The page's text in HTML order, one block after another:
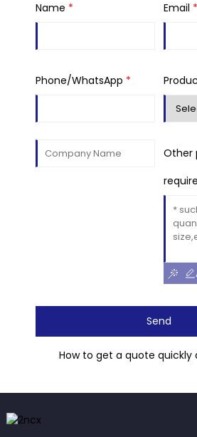
Name * Email *
Phone/WhatsApp *
Other
Send
How to get a quote quickly